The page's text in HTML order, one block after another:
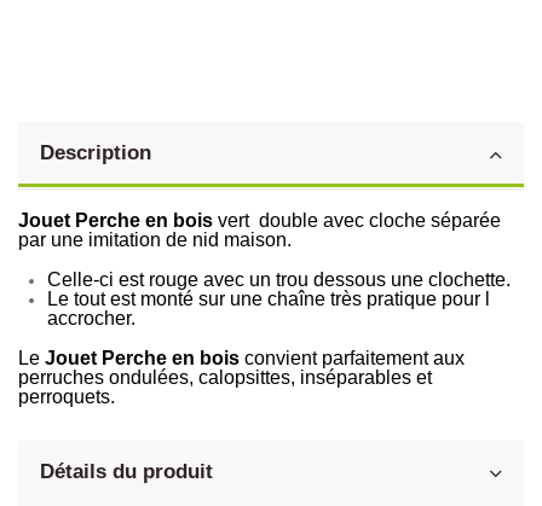
Description
Jouet Perche en bois vert double avec cloche séparée
par une imitation de nid maison.
Celle-ci est rouge avec un trou dessous une clochette.
Le tout est monté sur une chaîne très pratique pour l
accrocher.
Le Jouet Perche en bois convient parfaitement aux
perruches ondulées, calopsittes, inséparables et
perroquets.
Détails du produit